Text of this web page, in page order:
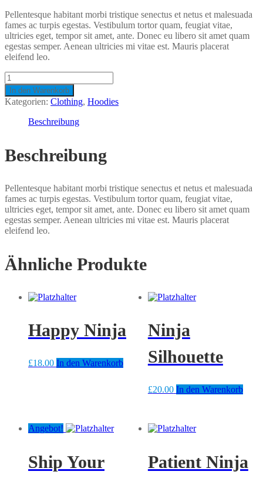
Pellentesque habitant morbi tristique senectus et netus et malesuada
fames ac turpis egestas. Vestibulum tortor quam, feugiat vitae,
ultricies eget, tempor sit amet, ante. Donec eu libero sit amet quam
egestas semper. Aenean ultricies mi vitae est. Mauris placerat
eleifend leo.
Woo
Ninja
Menge
In den Warenkorb
Kategorien: Clothing, Hoodies
Beschreibung
Beschreibung
Pellentesque habitant morbi tristique senectus et netus et malesuada
fames ac turpis egestas. Vestibulum tortor quam, feugiat vitae,
ultricies eget, tempor sit amet, ante. Donec eu libero sit amet quam
egestas semper. Aenean ultricies mi vitae est. Mauris placerat
eleifend leo.
Ähnliche Produkte
Happy Ninja
£18.00 In den Warenkorb
Ninja
Silhouette
£20.00 In den Warenkorb
Angebot!
Ship Your Patient Ninja